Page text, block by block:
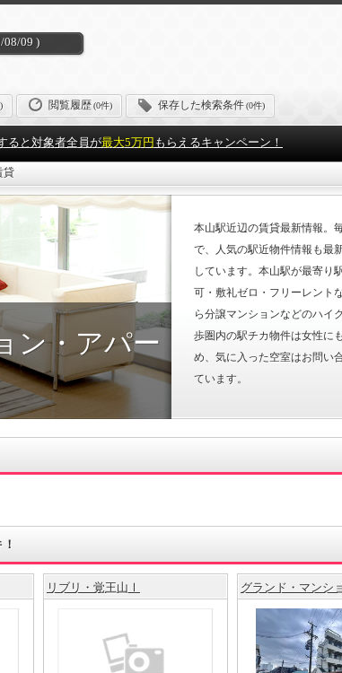
08/09 )
) 閲覧履歴(0件) 保存した検索条件(0件)
ると対象者全員が最大5万円 もらえるキャンペーン！
貸
ン・アパー
本山駅近辺の賃貸最新情報。
で、人気の駅近物件情報も最
しています。本山駅が最寄り
可・敷礼ゼロ・フリーレント
ら分譲マンションなどのハイ
歩圏内の駅チカ物件は女性に
め、気に入った空室はお問い
ています。
リブリ・覚王山Ⅰ グランド・マンシ